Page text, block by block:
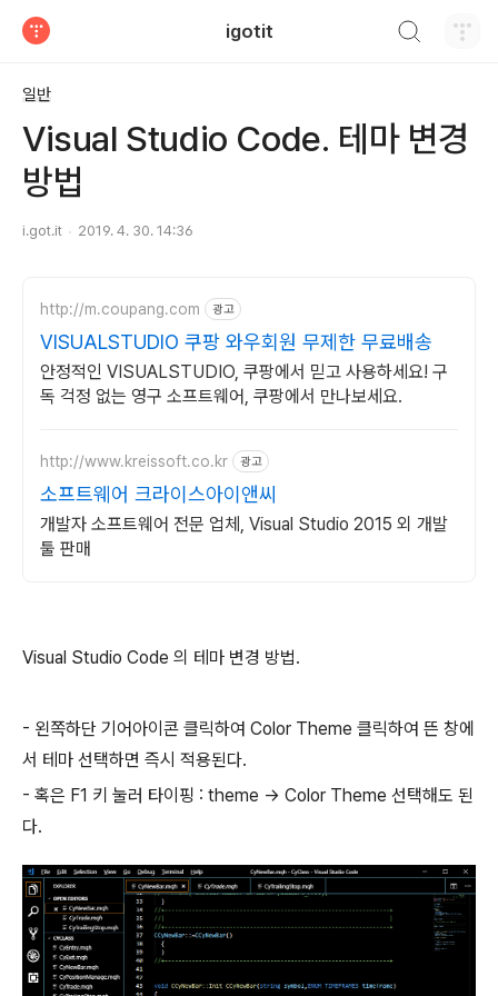
igotit
일반
Visual Studio Code. 테마 변경
방법
i.got.it 2019. 4. 30. 14:36
http://m.coupang.com 광고
VISUALSTUDIO 쿠팡 와우회원 무제한 무료배송
안정적인 VISUALSTUDIO, 쿠팡에서 믿고 사용하세요! 구
독 걱정 없는 영구 소프트웨어, 쿠팡에서 만나보세요.
http://www.kreissoft.co.kr 광고
소프트웨어 크라이스아이앤씨
개발자 소프트웨어 전문 업체, Visual Studio 2015 외 개발
툴 판매
Visual Studio Code 의 테마 변경 방법.
- 왼쪽하단 기어아이콘 클릭하여 Color Theme 클릭하여 뜬 창에
서 테마 선택하면 즉시 적용된다.
- 혹은 F1 키 눌러 타이핑 : theme -> Color Theme 선택해도 된
다.